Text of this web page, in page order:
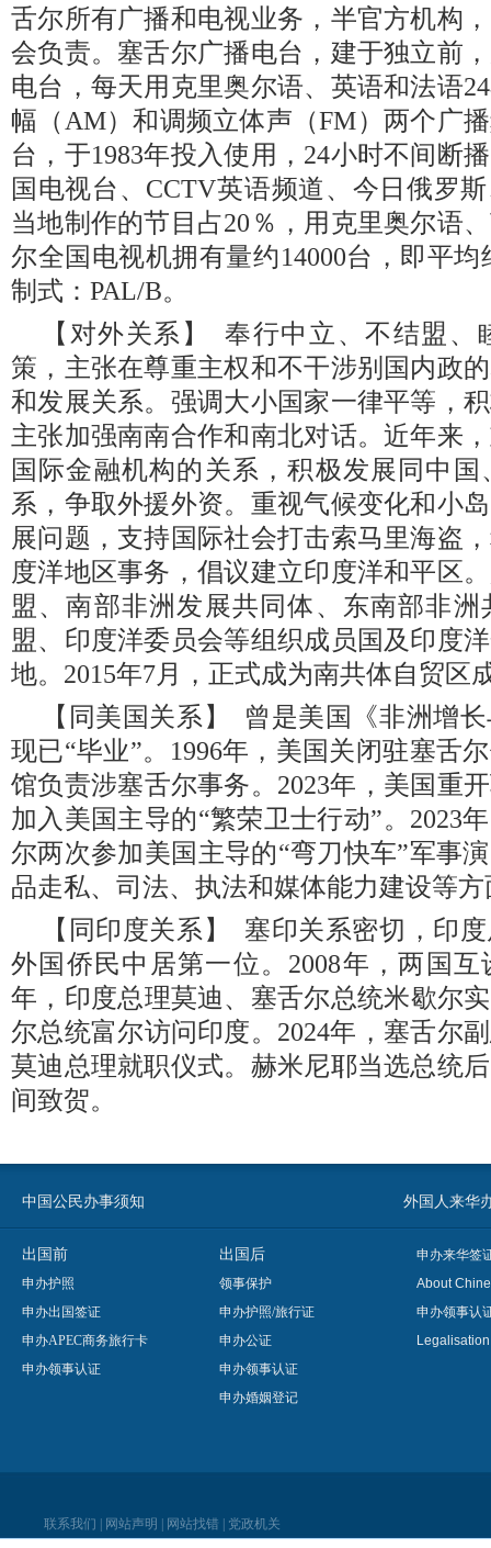
舌尔所有广播和电视业务，半官方机构
会负责。塞舌尔广播电台，建于独立前
电台，每天用克里奥尔语、英语和法语
幅（AM）和调频立体声（FM）两个广
台，于1983年投入使用，24小时不间断
国电视台、CCTV英语频道、今日俄罗
当地制作的节目占20％，用克里奥尔语
尔全国电视机拥有量约14000台，即平
制式：PAL/B。
【对外关系】 奉行中立、不结盟、
策，主张在尊重主权和不干涉别国内政
和发展关系。强调大小国家一律平等，
主张加强南南合作和南北对话。近年来
国际金融机构的关系，积极发展同中
系，争取外援外资。重视气候变化和小
展问题，支持国际社会打击索马里海盗
度洋地区事务，倡议建立印度洋和平区
盟、南部非洲发展共同体、东南部非
盟、印度洋委员会等组织成员国及印度
地。2015年7月，正式成为南共体自贸区
【同美国关系】 曾是美国《非洲增
现已“毕业”。1996年，美国关闭驻塞舌
馆负责涉塞舌尔事务。2023年，美国重
加入美国主导的“繁荣卫士行动”。2023
尔两次参加美国主导的“弯刀快车”军事
品走私、司法、执法和媒体能力建设等
【同印度关系】 塞印关系密切，印
外国侨民中居第一位。2008年，两国互
年，印度总理莫迪、塞舌尔总统米歇尔
尔总统富尔访问印度。2024年，塞舌尔
莫迪总理就职仪式。赫米尼耶当选总统
间致贺。
中国公民办事须知 外国人来华
出国前
申办护照
申办出国签证
申办APEC商务旅行卡
申办领事认证
出国后
领事保护
申办护照/旅行证
申办公证
申办领事认证
申办婚姻登记
申办来华签
About
申办领事认
联系我们 网站声明 网站找错 党政机关